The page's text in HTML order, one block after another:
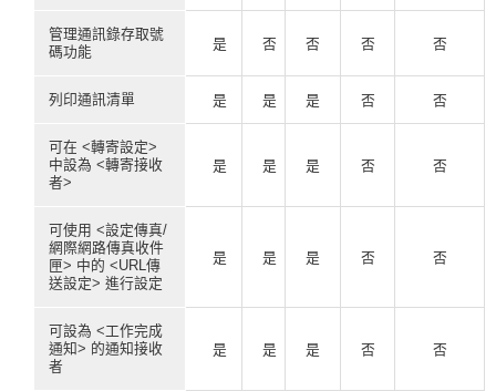
管理通訊錄存取號
碼功能
是 否 否 否 否
列印通訊清單 是 是 是 否 否
可在 <轉寄設定>
中設為 <轉寄接收
者>
是 是 是 否 否
可使用 <設定傳真/
網際網路傳真收件
匣> 中的 <URL傳
送設定> 進行設定
是 是 是 否 否
可設為 <工作完成
通知> 的通知接收
者
是 是 是 否 否